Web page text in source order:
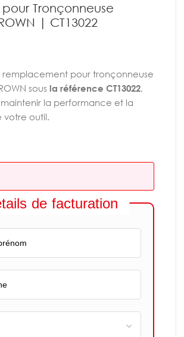
Tronçonneuse
| CT13022
remplacement pour tronçonneuse
sous la référence CT13022,
la performance et la
votre outil.
de facturation